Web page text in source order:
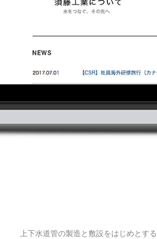
上下水道管の製造と敷設をはじめとする